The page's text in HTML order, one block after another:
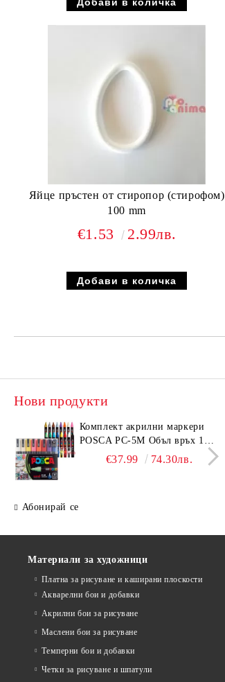
Яйце пръстен от стиропор (стирофом)
100 mm
€1.53 2.99лв.
Нови продукти
Комплeкт акрилни маркери
POSCA PC-5M Объл връх 16
бр. Основни цветове
€37.99 74.30лв.
Абонирай се
Материали за художници
Платна за рисуване и каширани плоскости
Акварелни бои и добавки
Акрилни бои за рисуване
Маслени бои за рисуване
Темперни бои и добавки
Четки за рисуване и шпатули